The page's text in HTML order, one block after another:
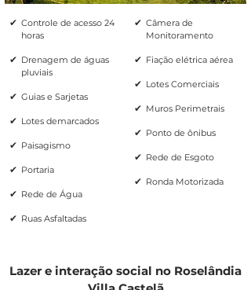
✔ Controle de acesso 24
horas
✔ Drenagem de águas
pluviais
✔ Guias e Sarjetas
✔ Lotes demarcados
✔ Paisagismo
✔ Portaria
✔ Rede de Água
✔ Ruas Asfaltadas
✔ Câmera de
Monitoramento
✔ Fiação elétrica aérea
✔ Lotes Comerciais
✔ Muros Perimetrais
✔ Ponto de ônibus
✔ Rede de Esgoto
✔ Ronda Motorizada
Lazer e interação social no Roselândia